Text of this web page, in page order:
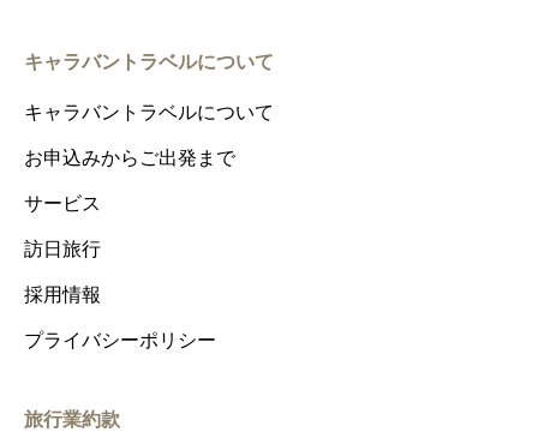
キャラバントラベルについて
キャラバントラベルについて
お申込みからご出発まで
サービス
訪日旅行
採用情報
プライバシーポリシー
旅行業約款